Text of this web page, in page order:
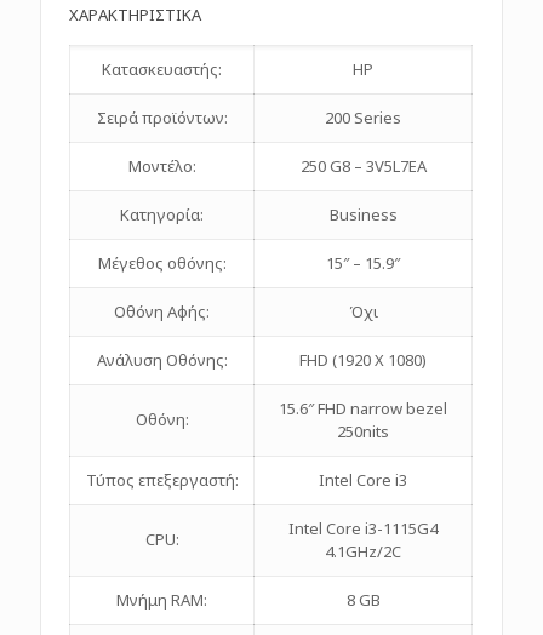
ΧΑΡΑΚΤΗΡΙΣΤΙΚΑ
Κατασκευαστής: HP
Σειρά προϊόντων: 200 Series
Μοντέλο: 250 G8 – 3V5L7EA
Κατηγορία: Business
Μέγεθος οθόνης: 15″ – 15.9″
Οθόνη Αφής: Όχι
Ανάλυση Οθόνης: FHD (1920 X 1080)
Οθόνη:
15.6″ FHD narrow bezel
250nits
Τύπος επεξεργαστή: Intel Core i3
CPU:
Intel Core i3-1115G4
4.1GHz/2C
Μνήμη RAM: 8 GB